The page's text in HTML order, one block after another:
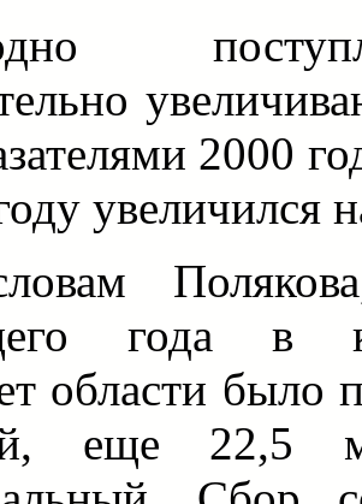
2000
увеличился
года в
области было
еще 22,5